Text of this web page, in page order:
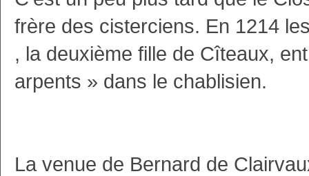
frère des cisterciens. En 1214
, la deuxième fille de Cîteaux,
arpents » dans le chablisien.
La venue de Bernard de